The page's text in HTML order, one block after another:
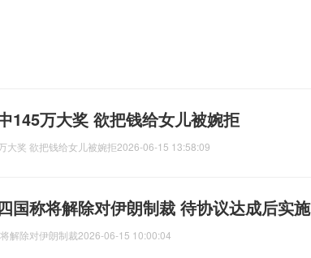
145万大奖 欲把钱给女儿被婉拒
大奖 欲把钱给女儿被婉拒2026-06-15 13:58:09
国称将解除对伊朗制裁 待协议达成后实施
解除对伊朗制裁2026-06-15 10:00:04